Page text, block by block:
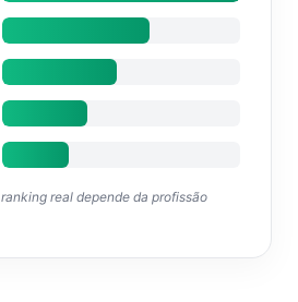
real depende da profissão